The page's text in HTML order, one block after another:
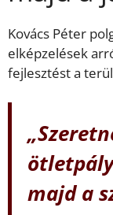
Kovács Péter
elképzelések
fejlesztést a
majd a